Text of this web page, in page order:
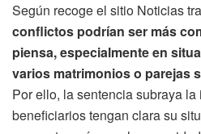
Según recoge el sitio Noticias
conflictos podrían ser más
piensa, especialmente en
varios matrimonios o parejas
Por ello, la sentencia subraya
beneficiarios tengan clara su